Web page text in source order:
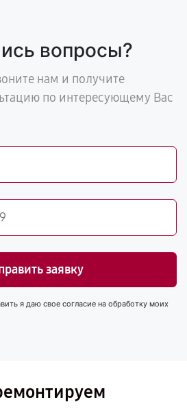
вопросы?
нам и получите
по интересующему Вас
заявку
я даю свое согласие на обработку моих